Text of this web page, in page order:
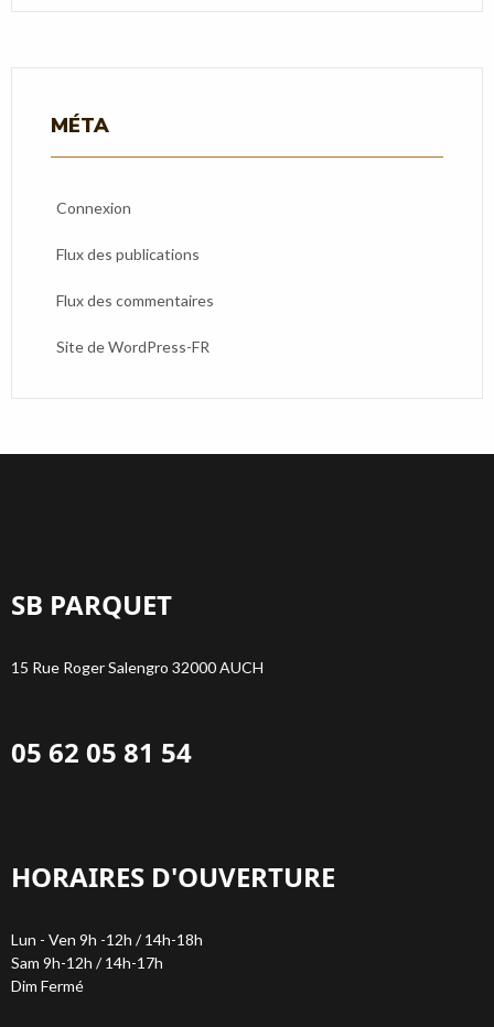
MÉTA
Connexion
Flux des publications
Flux des commentaires
Site de WordPress-FR
SB PARQUET
15 Rue Roger Salengro 32000 AUCH
05 62 05 81 54
HORAIRES D'OUVERTURE
Lun - Ven 9h -12h / 14h-18h
Sam 9h-12h / 14h-17h
Dim Fermé